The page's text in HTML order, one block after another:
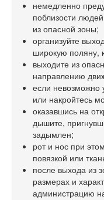
немедленно
поблизости
из опасной зоны;
организуйте
широкую поляну,
выходите из
направлению
если невозможно
или накройтесь
оказавшись на
дышите,
задымлен;
рот и нос при
повязкой или
после выхода из
размерах и
администрацию